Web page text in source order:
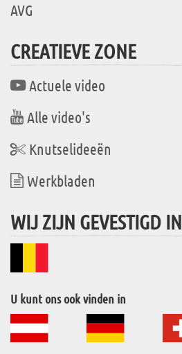
AVG
CREATIEVE ZONE
Actuele video
Alle video's
Knutselideeën
Werkbladen
WIJ ZIJN GEVESTIGD IN
U kunt ons ook vinden in